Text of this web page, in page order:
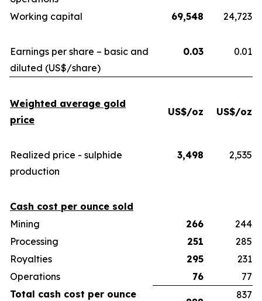
Working capital
69,548 24,723
Earnings per share – basic and
diluted (US$/share)
0.03 0.01
Weighted average gold
price
US$/oz US$/oz
Realized price - sulphide
production
3,498 2,535
Cash cost per ounce sold
Mining
266
244
Processing
251
285
Royalties
295
231
Operations
76
77
Total cash cost per ounce
837